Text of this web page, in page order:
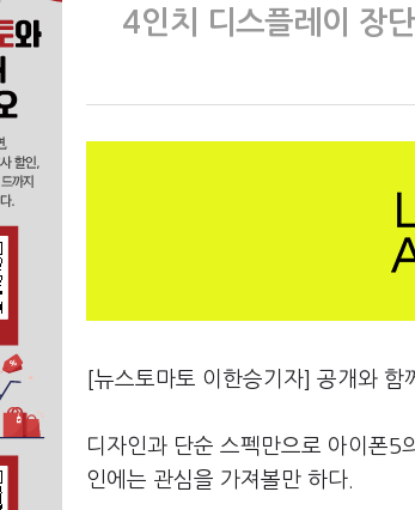
4인치 디스플레이 장
[뉴스토마토 이한승기자] 공개와
디자인과 단순 스펙만으로 아이폰5
인에는 관심을 가져볼만 하다.